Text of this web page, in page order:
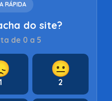
RÁPIDA
do site?
de 0 a 5
😐
2